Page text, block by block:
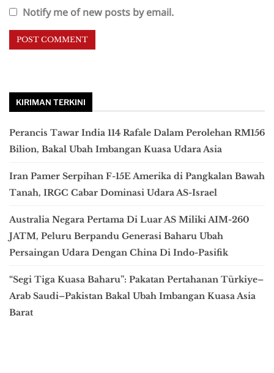
Notify me of new posts by email.
KIRIMAN TERKINI
Perancis Tawar India 114 Rafale Dalam Perolehan RM156
Bilion, Bakal Ubah Imbangan Kuasa Udara Asia
Iran Pamer Serpihan F-15E Amerika di Pangkalan Bawah
Tanah, IRGC Cabar Dominasi Udara AS-Israel
Australia Negara Pertama Di Luar AS Miliki AIM-260
JATM, Peluru Berpandu Generasi Baharu Ubah
Persaingan Udara Dengan China Di Indo-Pasifik
“Segi Tiga Kuasa Baharu”: Pakatan Pertahanan Türkiye–
Arab Saudi–Pakistan Bakal Ubah Imbangan Kuasa Asia
Barat